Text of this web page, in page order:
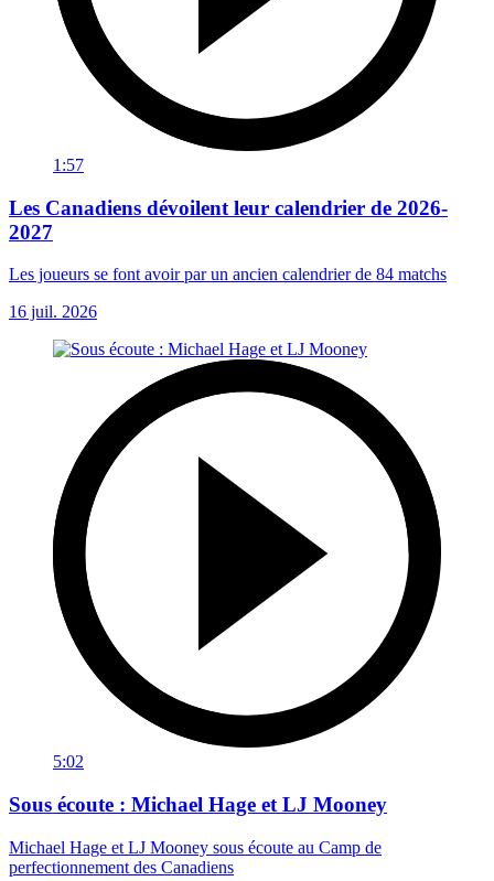
1:57
Les Canadiens dévoilent leur calendrier de 2026-
2027
Les joueurs se font avoir par un ancien calendrier de 84 matchs
16 juil. 2026
5:02
Sous écoute : Michael Hage et LJ Mooney
Michael Hage et LJ Mooney sous écoute au Camp de
perfectionnement des Canadiens